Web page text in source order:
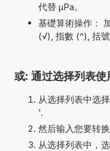
代替 µPa。
基礎算術操作：
(√), 指數 (^), 括
或: 通过选择列表使
从选择列表中选
'.
然后输入您要转
从选择列表中，